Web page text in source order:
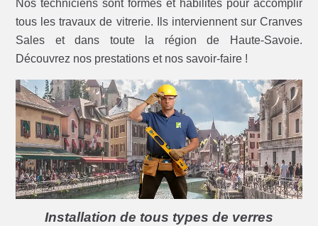
Nos techniciens sont formés et habilités pour accomplir
tous les travaux de vitrerie. Ils interviennent sur Cranves
Sales et dans toute la région de Haute-Savoie.
Découvrez nos prestations et nos savoir-faire !
Installation de tous types de verres